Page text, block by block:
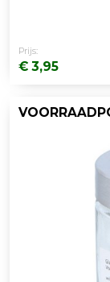
Prijs:
€ 3,95